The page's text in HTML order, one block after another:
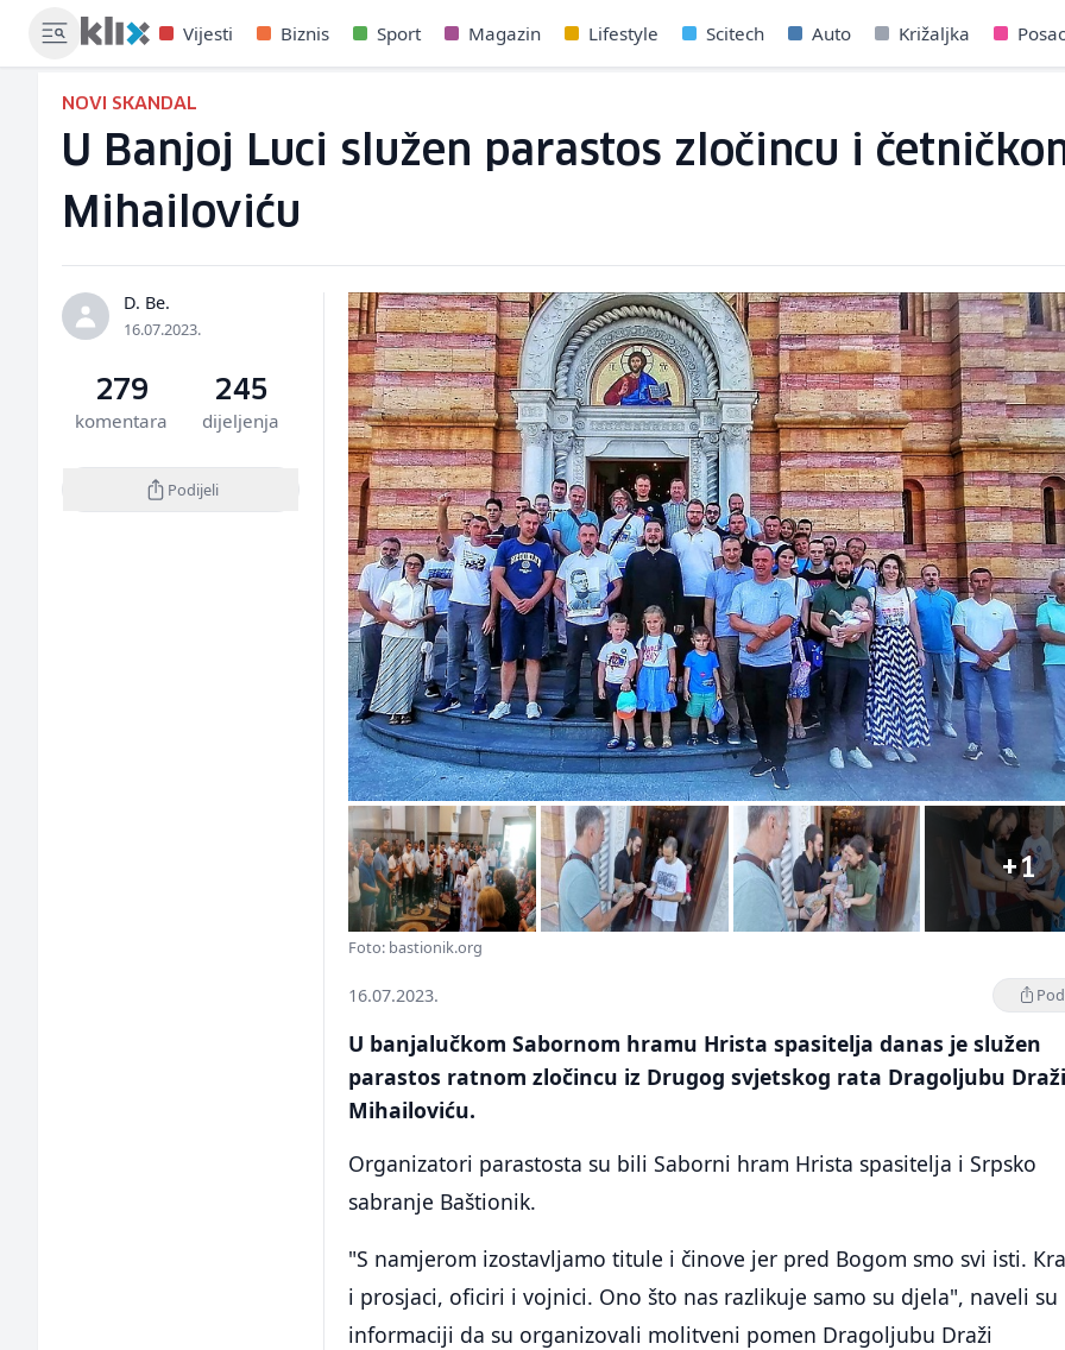
Vijesti Biznis Sport Magazin Lifestyle Scitech Auto Križaljka
NOVI SKANDAL
U Banjoj Luci služen parastos zločincu i
Mihailoviću
D. Be.
16.07.2023.
279
komentara
245
dijeljenja
Podijeli
+1
Foto: bastionik.org
16.07.2023.
U banjalučkom Sabornom hramu Hrista spasitelja danas je služen
parastos ratnom zločincu iz Drugog svjetskog rata Dragoljubu
Mihailoviću.
Organizatori parastosta su bili Saborni hram Hrista spasitelja i Srpsko
sabranje Baštionik.
"S namjerom izostavljamo titule i činove jer pred Bogom smo svi isti.
i prosjaci, oficiri i vojnici. Ono što nas razlikuje samo su djela", naveli su
informaciji da su organizovali molitveni pomen Dragoljubu Draži